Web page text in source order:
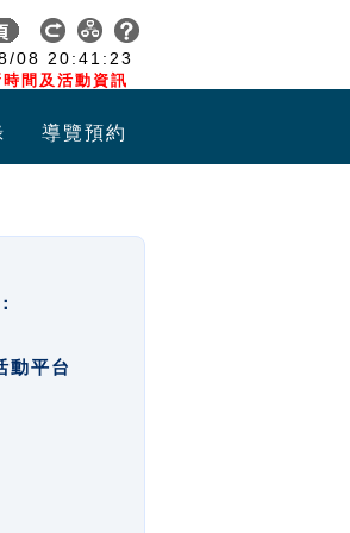
08 20:41:23
間及活動資訊
導覽預約
平台